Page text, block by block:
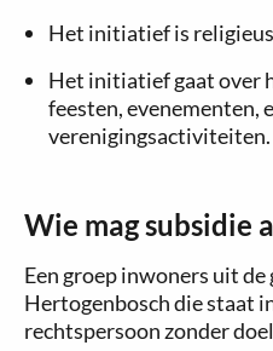
Het initiatief is
Het initiatief gaat over
feesten, evenementen,
verenigingsactiviteiten.
Wie mag subsidie
Een groep inwoners uit de
Hertogenbosch die staat
rechtspersoon zonder